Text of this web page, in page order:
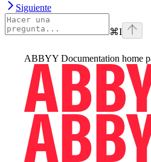
Siguiente
⌘I
ABBYY Documentation home